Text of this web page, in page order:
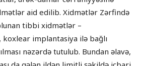
aid edilib. Xidmətlər Zərfində
tibbi xidmətlər –
implantasiya ilə bağlı
nəzərdə tutulub. Bundan əlavə,